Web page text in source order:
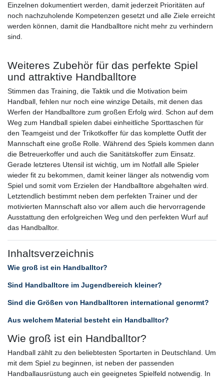
Einzelnen dokumentiert werden, damit jederzeit Prioritäten auf
noch nachzuholende Kompetenzen gesetzt und alle Ziele erreicht
werden können, damit die Handballtore nicht mehr zu verhindern
sind.
Weiteres Zubehör für das perfekte Spiel
und attraktive Handballtore
Stimmen das Training, die Taktik und die Motivation beim
Handball, fehlen nur noch eine winzige Details, mit denen das
Werfen der Handballtore zum großen Erfolg wird. Schon auf dem
Weg zum Handball spielen dabei einheitliche Sporttaschen für
den Teamgeist und der Trikotkoffer für das komplette Outfit der
Mannschaft eine große Rolle. Während des Spiels kommen dann
die Betreuerkoffer und auch die Sanitätskoffer zum Einsatz.
Gerade letzteres Utensil ist wichtig, um im Notfall alle Spieler
wieder fit zu bekommen, damit keiner länger als notwendig vom
Spiel und somit vom Erzielen der Handballtore abgehalten wird.
Letztendlich bestimmt neben dem perfekten Trainer und der
motivierten Mannschaft also vor allem auch die hervorragende
Ausstattung den erfolgreichen Weg und den perfekten Wurf auf
das Handballtor.
Inhaltsverzeichnis
Wie groß ist ein Handballtor?
Sind Handballtore im Jugendbereich kleiner?
Sind die Größen von Handballtoren international genormt?
Aus welchem Material besteht ein Handballtor?
Wie groß ist ein Handballtor?
Handball zählt zu den beliebtesten Sportarten in Deutschland. Um
mit dem Spiel zu beginnen, ist neben der passenden
Handballausrüstung auch ein geeignetes Spielfeld notwendig. In